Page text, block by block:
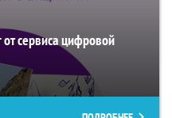
сервиса цифровой